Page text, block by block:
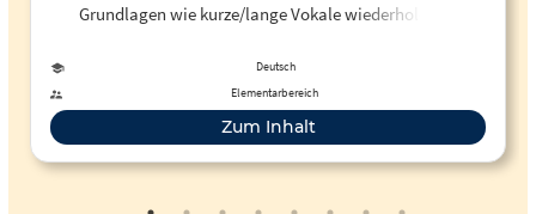
Grundlagen wie kurze/lange Vokale wiederholen. 3.
Wörter. 4. Vertiefung: Übungen zur Festigung der Regeln. 5.
Abschlussquiz: Überprüfung des Gelernten.
Deutsch
Elementarbereich
Zum Inhalt